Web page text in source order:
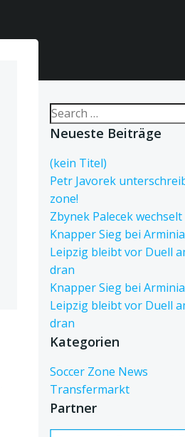
Search
for:
Neueste Beiträge
(kein Titel)
Petr Javorek
zone!
Zbynek Palecek
Knapper Sieg bei
Leipzig bleibt vor Duell
dran
Knapper Sieg bei
Leipzig bleibt vor Duell
dran
Kategorien
Soccer Zone News
Transfermarkt
Partner